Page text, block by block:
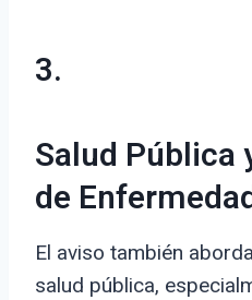
3.
Salud Pública
de
El aviso también
salud pública,